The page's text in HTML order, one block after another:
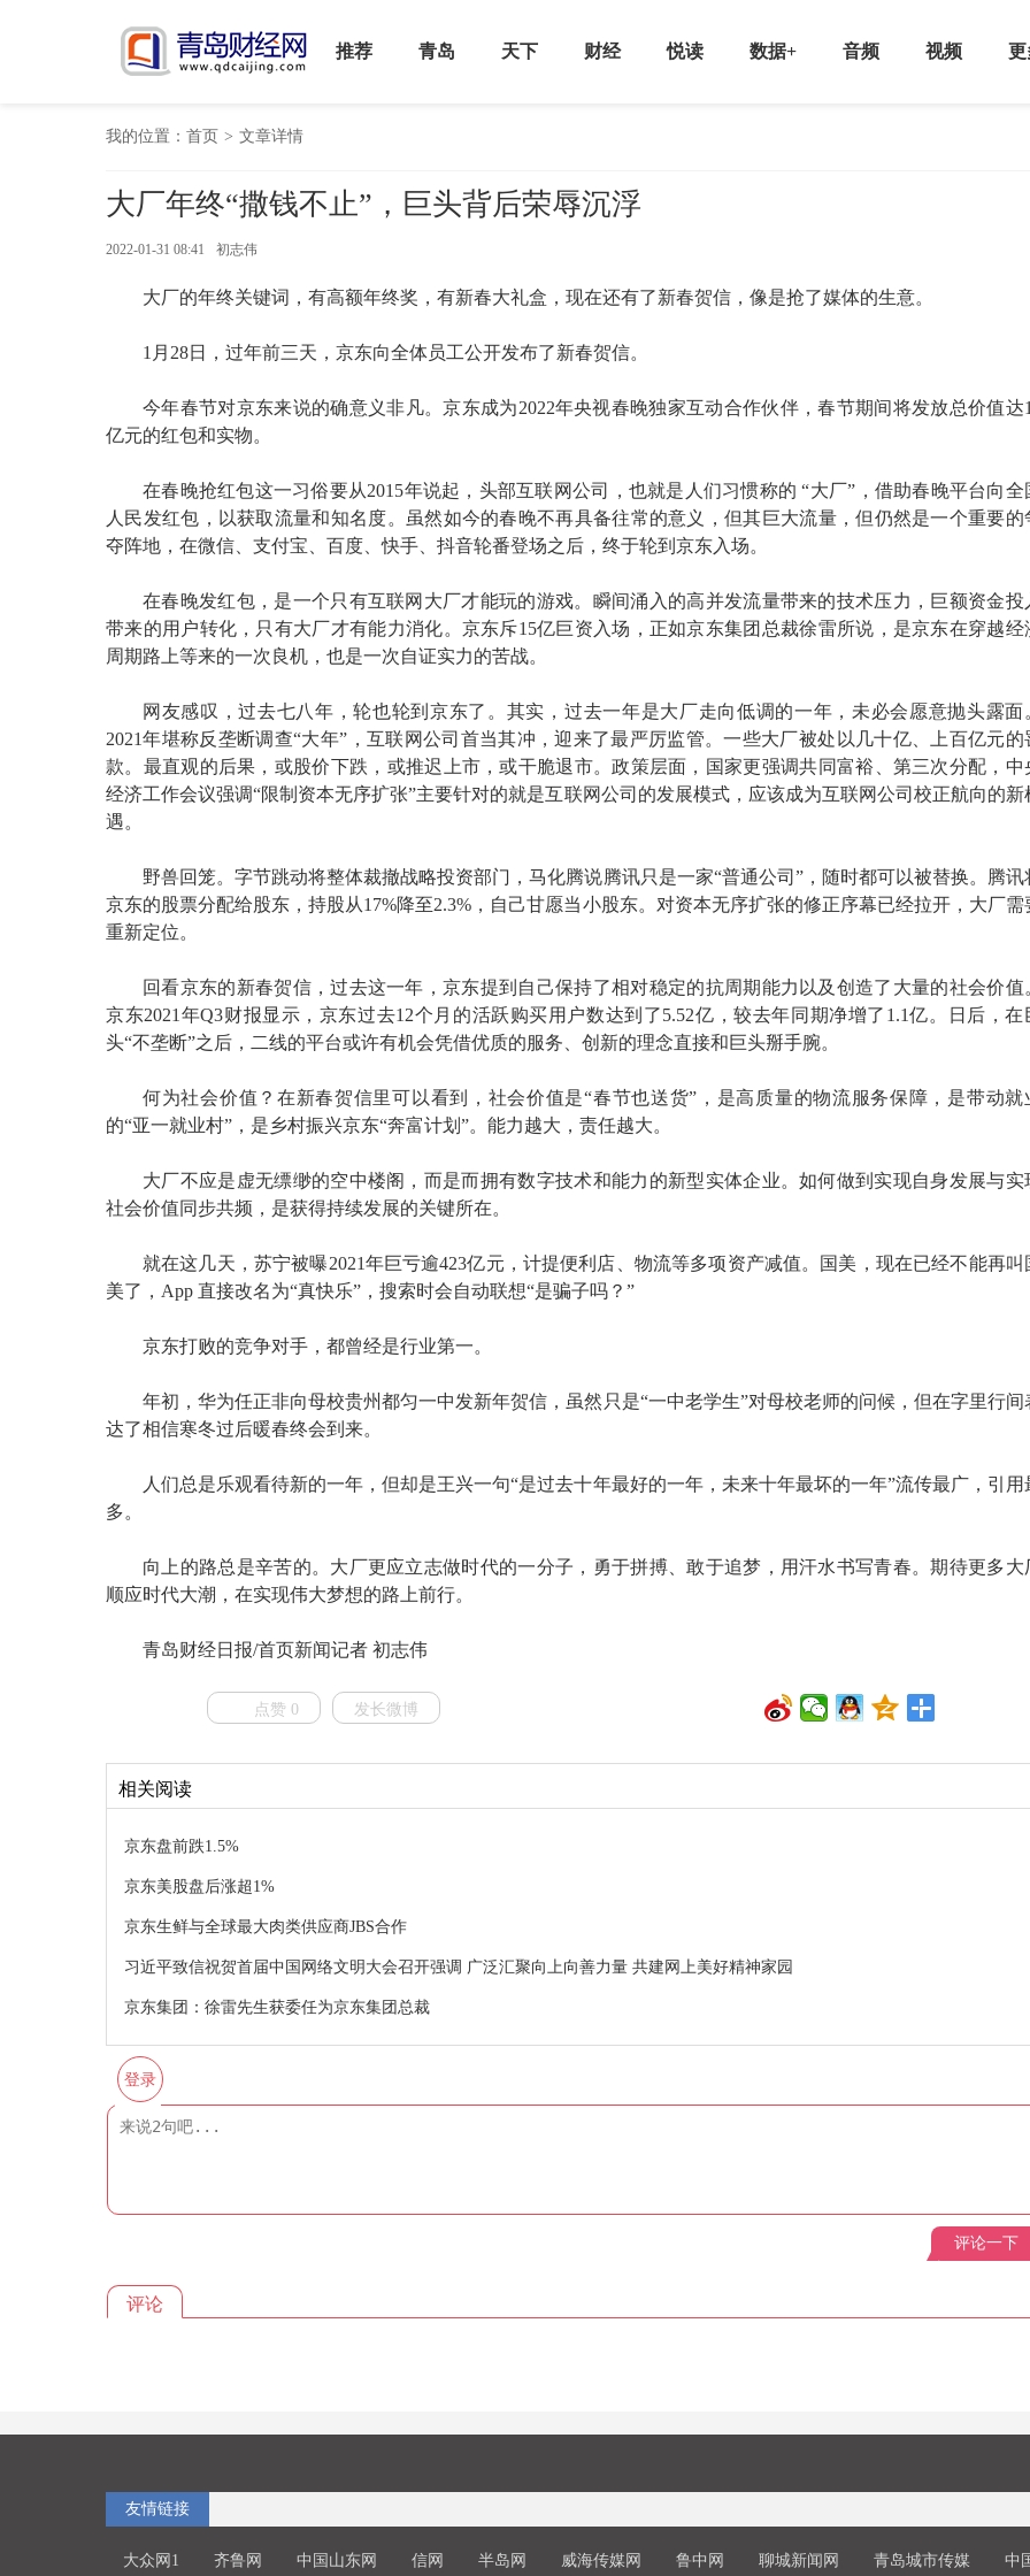
推荐 青岛 天下 财经 悦读 数据+ 音频 视频 更
我的位置： 首页 > 文章详情
大厂年终“撒钱不止”，巨头背后荣辱沉浮
2022-01-31 08:41 初志伟
大厂的年终关键词，有高额年终奖，有新春大礼盒，现在还有了新春贺信，像是抢了媒体的生意。
1月28日，过年前三天，京东向全体员工公开发布了新春贺信。
今年春节对京东来说的确意义非凡。京东成为2022年央视春晚独家互动合作伙伴，春节期间将发放总价值达
亿元的红包和实物。
在春晚抢红包这一习俗要从2015年说起，头部互联网公司，也就是人们习惯称的 “大厂”，借助春晚平台向全
人民发红包，以获取流量和知名度。虽然如今的春晚不再具备往常的意义，但其巨大流量，但仍然是一个重要的
夺阵地，在微信、支付宝、百度、快手、抖音轮番登场之后，终于轮到京东入场。
在春晚发红包，是一个只有互联网大厂才能玩的游戏。瞬间涌入的高并发流量带来的技术压力，巨额资金投
带来的用户转化，只有大厂才有能力消化。京东斥15亿巨资入场，正如京东集团总裁徐雷所说，是京东在穿越经
周期路上等来的一次良机，也是一次自证实力的苦战。
网友感叹，过去七八年，轮也轮到京东了。其实，过去一年是大厂走向低调的一年，未必会愿意抛头露面
2021年堪称反垄断调查“大年”，互联网公司首当其冲，迎来了最严厉监管。一些大厂被处以几十亿、上百亿元的
款。最直观的后果，或股价下跌，或推迟上市，或干脆退市。政策层面，国家更强调共同富裕、第三次分配，中
经济工作会议强调“限制资本无序扩张”主要针对的就是互联网公司的发展模式，应该成为互联网公司校正航向的新
遇。
野兽回笼。字节跳动将整体裁撤战略投资部门，马化腾说腾讯只是一家“普通公司”，随时都可以被替换。腾讯
京东的股票分配给股东，持股从17%降至2.3%，自己甘愿当小股东。对资本无序扩张的修正序幕已经拉开，大厂需
重新定位。
回看京东的新春贺信，过去这一年，京东提到自己保持了相对稳定的抗周期能力以及创造了大量的社会价值
京东2021年Q3财报显示，京东过去12个月的活跃购买用户数达到了5.52亿，较去年同期净增了1.1亿。日后，在
头“不垄断”之后，二线的平台或许有机会凭借优质的服务、创新的理念直接和巨头掰手腕。
何为社会价值？在新春贺信里可以看到，社会价值是“春节也送货”，是高质量的物流服务保障，是带动就
的“亚一就业村”，是乡村振兴京东“奔富计划”。能力越大，责任越大。
大厂不应是虚无缥缈的空中楼阁，而是而拥有数字技术和能力的新型实体企业。如何做到实现自身发展与实
社会价值同步共频，是获得持续发展的关键所在。
就在这几天，苏宁被曝2021年巨亏逾423亿元，计提便利店、物流等多项资产减值。国美，现在已经不能再叫
美了，App 直接改名为“真快乐”，搜索时会自动联想“是骗子吗？”
京东打败的竞争对手，都曾经是行业第一。
年初，华为任正非向母校贵州都匀一中发新年贺信，虽然只是“一中老学生”对母校老师的问候，但在字里行间
达了相信寒冬过后暖春终会到来。
人们总是乐观看待新的一年，但却是王兴一句“是过去十年最好的一年，未来十年最坏的一年”流传最广，引用
多。
向上的路总是辛苦的。大厂更应立志做时代的一分子，勇于拼搏、敢于追梦，用汗水书写青春。期待更多大
顺应时代大潮，在实现伟大梦想的路上前行。
青岛财经日报/首页新闻记者 初志伟
点赞 0 发长微博
相关阅读
京东盘前跌1.5%
京东美股盘后涨超1%
京东生鲜与全球最大肉类供应商JBS合作
习近平致信祝贺首届中国网络文明大会召开强调 广泛汇聚向上向善力量 共建网上美好精神家园
京东集团：徐雷先生获委任为京东集团总裁
登录
评论一下
评论
友情链接
大众网1 齐鲁网 中国山东网 信网 半岛网 威海传媒网 鲁中网 聊城新闻网 青岛城市传媒 中